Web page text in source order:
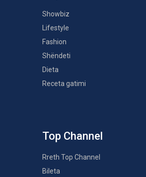
Showbiz
Lifestyle
Fashion
Shëndeti
Dieta
Receta gatimi
Top Channel
Rreth Top Channel
Bileta